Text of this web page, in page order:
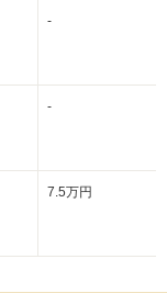
-
-
7.5万円